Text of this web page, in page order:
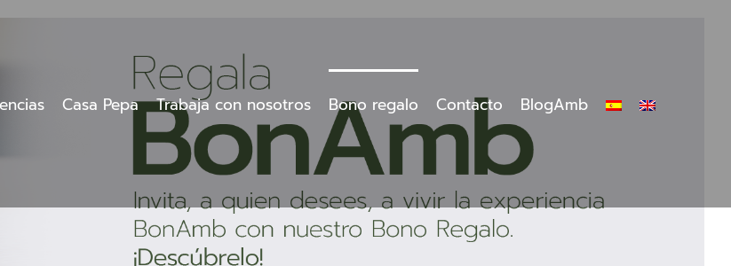
Casa Pepa Trabaja con nosotros Bono regalo Contacto BlogAmb